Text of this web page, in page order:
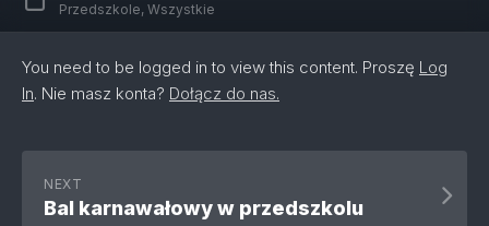
Przedszkole, Wszystkie
You need to be logged in to view this content. Proszę Log
In. Nie masz konta? Dołącz do nas.
NEXT
Bal karnawałowy w przedszkolu